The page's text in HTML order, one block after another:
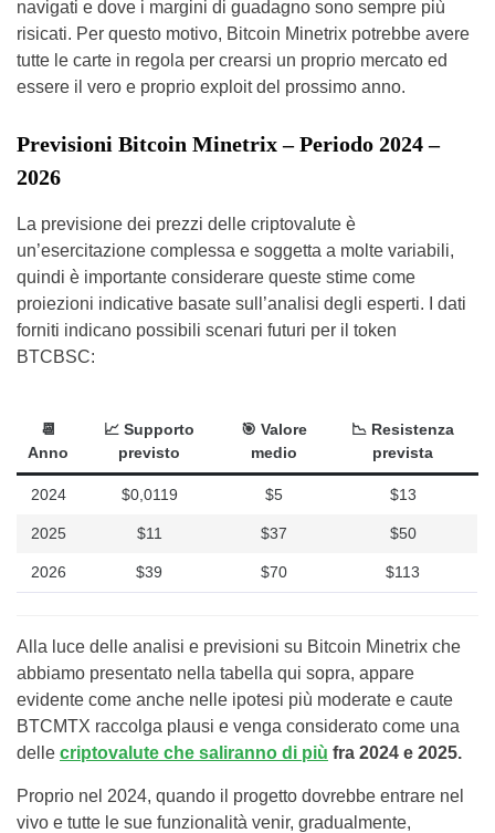
navigati e dove i margini di guadagno sono sempre più
risicati. Per questo motivo, Bitcoin Minetrix potrebbe avere
tutte le carte in regola per crearsi un proprio mercato ed
essere il vero e proprio exploit del prossimo anno.
Previsioni Bitcoin Minetrix – Periodo 2024 –
2026
La previsione dei prezzi delle criptovalute è
un’esercitazione complessa e soggetta a molte variabili,
quindi è importante considerare queste stime come
proiezioni indicative basate sull’analisi degli esperti. I dati
forniti indicano possibili scenari futuri per il token
BTCBSC:
📆
Anno
📈 Supporto
previsto
🎯 Valore
medio
📉 Resistenza
prevista
2024 $0,0119 $5 $13
2025 $11 $37 $50
2026 $39 $70 $113
Alla luce delle analisi e previsioni su Bitcoin Minetrix che
abbiamo presentato nella tabella qui sopra, appare
evidente come anche nelle ipotesi più moderate e caute
BTCMTX raccolga plausi e venga considerato come una
delle criptovalute che saliranno di più fra 2024 e 2025.
Proprio nel 2024, quando il progetto dovrebbe entrare nel
vivo e tutte le sue funzionalità venir, gradualmente,